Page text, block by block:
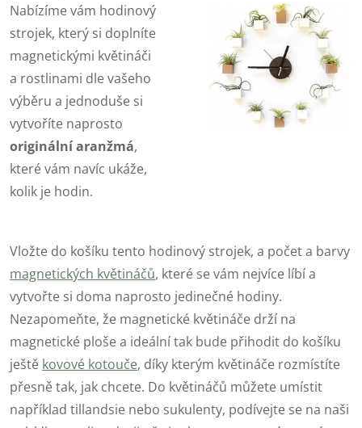
Nabízíme vám hodinový
strojek, který si doplníte
magnetickými květináči
a rostlinami dle vašeho
výběru a jednoduše si
vytvoříte naprosto
originální aranžmá,
které vám navíc ukáže,
kolik je hodin.
Vložte do košíku tento hodinový strojek, a počet a barvy
magnetických květináčů, které se vám nejvíce líbí a
vytvořte si doma naprosto jedinečné hodiny.
Nezapomeňte, že magnetické květináče drží na
magnetické ploše a ideální tak bude přihodit do košíku
ještě kovové kotouče, díky kterým květináče rozmístíte
přesně tak, jak chcete. Do květináčů můžete umístit
například tillandsie nebo sukulenty, podívejte se na naši